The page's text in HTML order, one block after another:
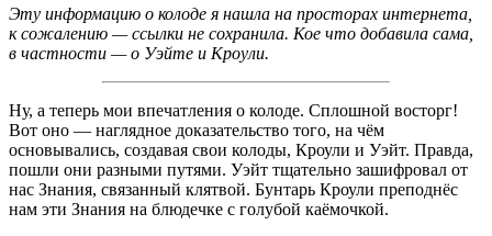
Эту информацию о колоде я нашла на просторах интернета,
к сожалению — ссылки не сохранила. Кое что добавила сама,
в частности — о Уэйте и Кроули.
Ну, а теперь мои впечатления о колоде. Сплошной восторг!
Вот оно — наглядное доказательство того, на чём
основывались, создавая свои колоды, Кроули и Уэйт. Правда,
пошли они разными путями. Уэйт тщательно зашифровал от
нас Знания, связанный клятвой. Бунтарь Кроули преподнёс
нам эти Знания на блюдечке с голубой каёмочкой.